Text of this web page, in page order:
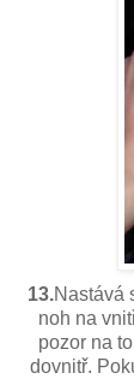
13.Nastává
noh na
pozor na
dovnitř.